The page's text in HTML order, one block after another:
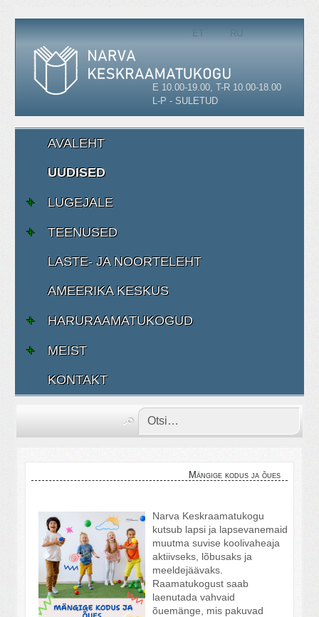
ET RU
E 10.00-19.00, T-R 10.00-18.00
L-P - SULETUD
AVALEHT
UUDISED
LUGEJALE
TEENUSED
LASTE- JA NOORTELEHT
AMEERIKA KESKUS
HARURAAMATUKOGUD
MEIST
KONTAKT
Mängige kodus ja õues
Narva Keskraamatukogu
kutsub lapsi ja lapsevanemaid
muutma suvise koolivaheaja
aktiivseks, lõbusaks ja
meeldejäävaks.
Raamatukogust saab
laenutada vahvaid
õuemänge, mis pakuvad